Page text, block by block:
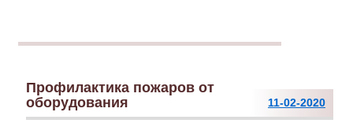
Профилактика пожаров от
оборудования
11-02-2020